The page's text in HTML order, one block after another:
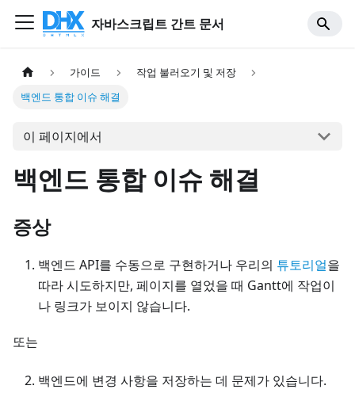
자바스크립트 간트 문서
가이드
작업 불러오기 및 저장
백엔드 통합 이슈 해결
이 페이지에서
백엔드 통합 이슈 해결
증상
백엔드 API를 수동으로 구현하거나 우리의 튜토리얼을
따라 시도하지만, 페이지를 열었을 때 Gantt에 작업이
나 링크가 보이지 않습니다.
또는
백엔드에 변경 사항을 저장하는 데 문제가 있습니다.